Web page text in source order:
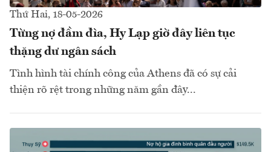
Thứ Hai, 18-05-2026
Từng nợ đầm đìa, Hy Lạp giờ đây liên tục
thặng dư ngân sách
Tình hình tài chính công của Athens đã có sự cải
thiện rõ rệt trong những năm gần đây...